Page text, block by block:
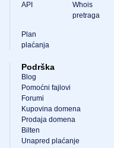
API
Whois
pretraga
Plan
plaćanja
Podrška
Blog
Pomoćni fajlovi
Forumi
Kupovina domena
Prodaja domena
Bilten
Unapred plaćanje